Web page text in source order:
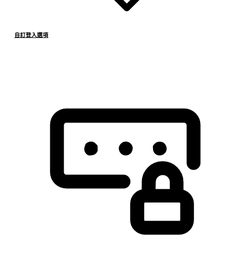
自訂登入選項